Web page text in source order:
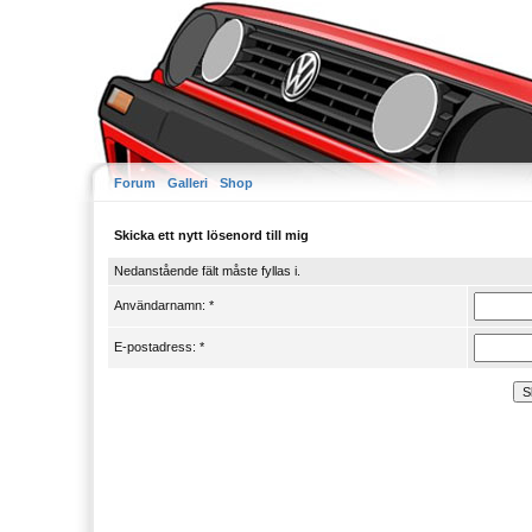
Forum Galleri Shop
Skicka ett nytt lösenord till mig
Nedanstående fält måste fyllas i.
Användarnamn: *
E-postadress: *